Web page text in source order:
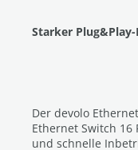
Starker
Der devolo
Ethernet Switch
und schnelle